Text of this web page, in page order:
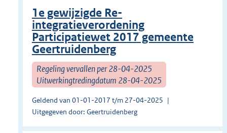
1e gewijzigde Re-
integratieverordening
Participatiewet 2017 gemeente
Geertruidenberg
Regeling vervallen per 28-04-2025
Uitwerkingtredingdatum 28-04-2025
Geldend van 01-01-2017 t/m 27-04-2025
Uitgegeven door: Geertruidenberg